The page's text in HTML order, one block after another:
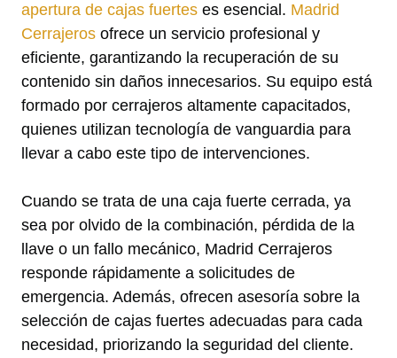
apertura de cajas fuertes es esencial. Madrid
Cerrajeros ofrece un servicio profesional y
eficiente, garantizando la recuperación de su
contenido sin daños innecesarios. Su equipo está
formado por cerrajeros altamente capacitados,
quienes utilizan tecnología de vanguardia para
llevar a cabo este tipo de intervenciones.
Cuando se trata de una caja fuerte cerrada, ya
sea por olvido de la combinación, pérdida de la
llave o un fallo mecánico, Madrid Cerrajeros
responde rápidamente a solicitudes de
emergencia. Además, ofrecen asesoría sobre la
selección de cajas fuertes adecuadas para cada
necesidad, priorizando la seguridad del cliente.